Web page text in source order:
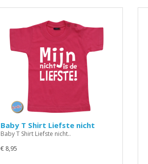
Baby T Shirt Liefste nicht
Baby T Shirt Liefste nicht..
€ 8,95